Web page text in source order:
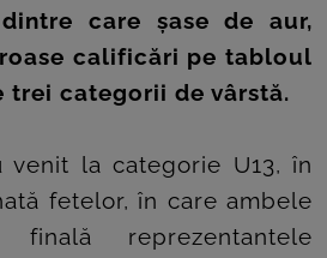
care șase de aur,
calificări pe tabloul
trei categorii de vârstă.
venit la categorie U13, în
fetelor, în care ambele
reprezentantele